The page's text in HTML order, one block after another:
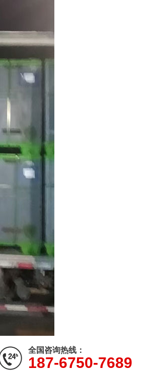
全国咨询热线：
187-6750-7689